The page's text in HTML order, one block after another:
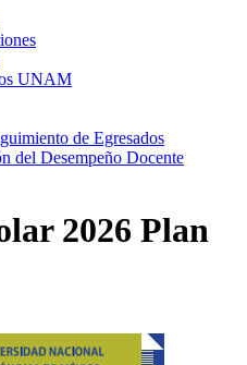
UNAM
de Egresados
del Desempeño Docente
2026 Plan